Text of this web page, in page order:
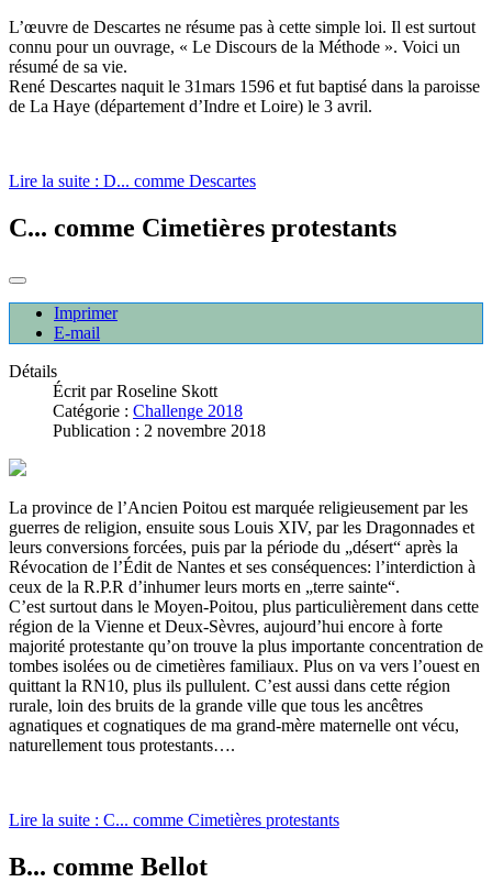
L’œuvre de Descartes ne résume pas à cette simple loi. Il est surtout
connu pour un ouvrage, « Le Discours de la Méthode ». Voici un
résumé de sa vie.
René Descartes naquit le 31mars 1596 et fut baptisé dans la paroisse
de La Haye (département d’Indre et Loire) le 3 avril.
Lire la suite : D... comme Descartes
C... comme Cimetières protestants
Imprimer
E-mail
Détails
Écrit parRoseline Skott
Catégorie : Challenge 2018
Publication : 2 novembre 2018
La province de l’Ancien Poitou est marquée religieusement par les
guerres de religion, ensuite sous Louis XIV, par les Dragonnades et
leurs conversions forcées, puis par la période du „désert“ après la
Révocation de l’Édit de Nantes et ses conséquences: l’interdiction à
ceux de la R.P.R d’inhumer leurs morts en „terre sainte“.
C’est surtout dans le Moyen-Poitou, plus particulièrement dans cette
région de la Vienne et Deux-Sèvres, aujourd’hui encore à forte
majorité protestante qu’on trouve la plus importante concentration de
tombes isolées ou de cimetières familiaux. Plus on va vers l’ouest en
quittant la RN10, plus ils pullulent. C’est aussi dans cette région
rurale, loin des bruits de la grande ville que tous les ancêtres
agnatiques et cognatiques de ma grand-mère maternelle ont vécu,
naturellement tous protestants….
Lire la suite : C... comme Cimetières protestants
B... comme Bellot